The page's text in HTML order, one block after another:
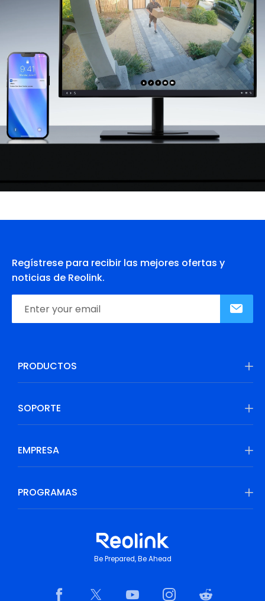
Regístrese para recibir las mejores ofertas y
noticias de Reolink.
PRODUCTOS
SOPORTE
EMPRESA
PROGRAMAS
Be Prepared, Be Ahead